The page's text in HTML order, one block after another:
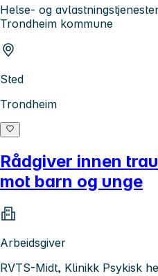
Helse- og
Trondheim kommune
Sted
Trondheim
Rådgiver innen
mot barn og unge
Arbeidsgiver
RVTS-Midt, Klinikk Psykisk